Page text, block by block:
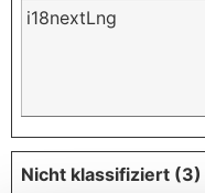
i18nextLng
Nicht klassifiziert (3)